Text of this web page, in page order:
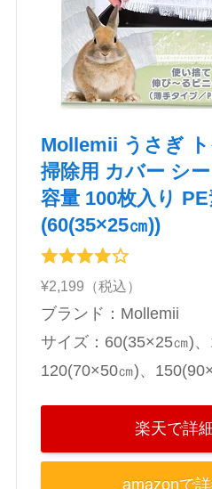
Mollemii うさぎ
掃除用 カバー シ
容量 100枚入り
(60(35×25㎝))
¥2,199（税込）
ブランド：Mollemii
サイズ：60(35×25㎝)、
120(70×50㎝)、
楽天で詳
amazonで